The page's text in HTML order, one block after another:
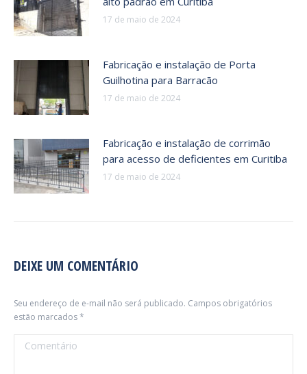
17 de maio de 2024
Fabricação e instalação de Porta
Guilhotina para Barracão
17 de maio de 2024
Fabricação e instalação de corrimão
para acesso de deficientes em Curitiba
17 de maio de 2024
DEIXE UM COMENTÁRIO
Seu endereço de e-mail não será publicado. Campos obrigatórios
estão marcados*
Comentário